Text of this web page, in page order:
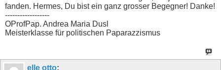
fanden. Hermes, Du bist ein ganz grosser Begegner! Danke!
------------------
OProfPap. Andrea Maria Dusl
Meisterklasse für politischen Paparazzismus
elle otto: